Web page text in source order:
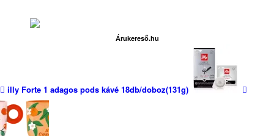
Árukereső.hu
illy Forte 1 adagos pods kávé 18db/doboz(131g)